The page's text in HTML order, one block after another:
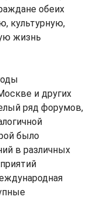
обеих
культурную,
жизнь
и других
ряд форумов,
было
в различных